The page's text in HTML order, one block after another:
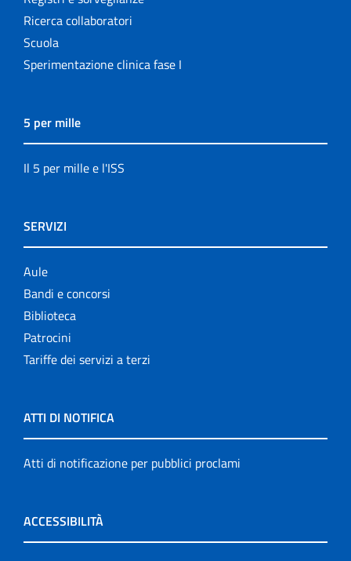
Ricerca collaboratori
Scuola
Sperimentazione clinica fase I
5 per mille
Il 5 per mille e l'ISS
SERVIZI
Aule
Bandi e concorsi
Biblioteca
Patrocini
Tariffe dei servizi a terzi
ATTI DI NOTIFICA
Atti di notificazione per pubblici proclami
ACCESSIBILITÀ